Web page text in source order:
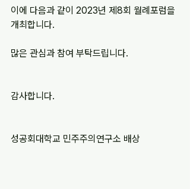
이에 다음과 같이 2023년 제8회 월례포럼을
개최합니다.
많은 관심과 참여 부탁드립니다.
감사합니다.
성공회대학교 민주주의연구소 배상